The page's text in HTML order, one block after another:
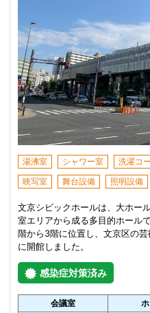
湯沸室 シャワー室 洗濯コ
映写室
舞台設備 照明設備
文京シビックホールは、大ホー
室エリアから成る多目的ホール
階から3階に位置し、文京区の
に開館しました。
感染症対策済み
会議室